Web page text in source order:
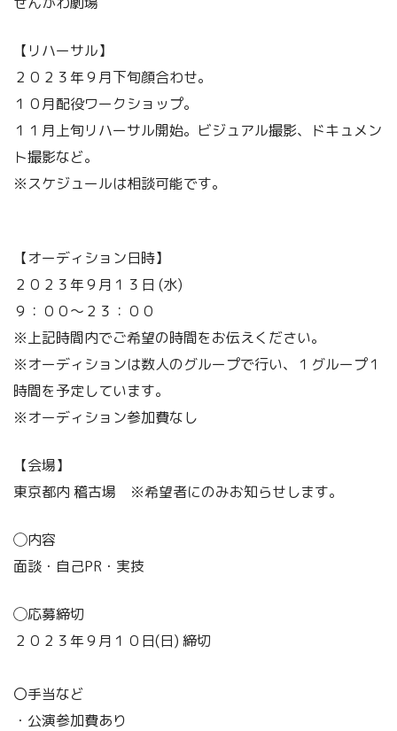
【リハーサル】
２０２３年９月下旬顔合わせ。
１０月配役ワークショップ。
１１月上旬リハーサル開始。ビジュアル撮影、ドキュメン
ト撮影など。
※スケジュールは相談可能です。
【オーディション日時】
２０２３年９月１３日 (水)
９：００～２３：００
※上記時間内でご希望の時間をお伝えください。
※オーディションは数人のグループで行い、１グループ１
時間を予定しています。
​※オーディション参加費なし
【会場】
東京都内 稽古場 ※希望者にのみお知らせします。
◯内容
面談・自己PR・実技
◯応募締切
２０２３年９月１０日(日) 締切
〇手当など
・公演参加費あり